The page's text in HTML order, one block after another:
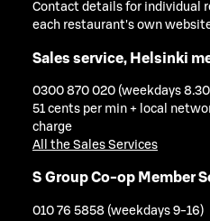
Contact details for individual
each restaurant's own
Sales service, Helsinki
0300 870 020 (weekdays
51 cents per min + local
charge
All the Sales Services
S Group Co-op Member
010 76 5858 (weekdays 9-16)